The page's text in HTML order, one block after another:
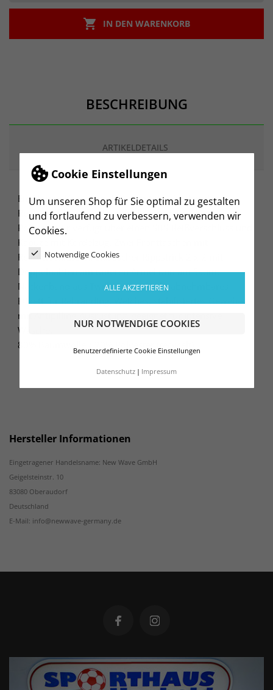
Cookie Einstellungen
Um unseren Shop für Sie optimal zu gestalten
und fortlaufend zu verbessern, verwenden wir
Cookies.
Notwendige Cookies
ALLE AKZEPTIEREN
NUR NOTWENDIGE COOKIES
Benutzerdefinierte Cookie Einstellungen
Datenschutz Impressum
 IN DEN WARENKORB
BESCHREIBUNG
ARTIKELDETAILS
Ein Unisex-Kapuzenpullover mit durchgehendem
Reißverschluss aus Baumwolle und recyceltem
Polyester. Er verfügt über einen SBS-Reißverschluss und
Kapuze mit Kordelzug. Zwei Fronttaschen mit
Reißverschlüssen. Elastischer Rippstrick 2 x 2 mit
Doppelnähten am unteren Ärmel und am Saum.
Nackenband aus Twill und ein leicht abnehmbares
Etikett für Rebranding. Weiches, stabilisiertes Gewebe
mit Antipilling-Ausrüstung, geeignet für intensive
Wäsche.
80% Baumwolle / 20% Polyester (recycelt)
Hersteller Informationen
Eingetragener Handelsname: New Wave GmbH
Geigelsteinstr. 10
83080 Oberaudorf
Deutschland
E-Mail: info@newwave-germany.de